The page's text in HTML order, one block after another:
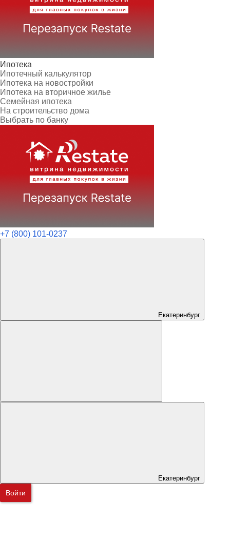
Ипотека
Ипотечный калькулятор
Ипотека на новостройки
Ипотека на вторичное жилье
Семейная ипотека
На строительство дома
Выбрать по банку
+7 (800) 101-0237
Екатеринбург
Екатеринбург
Войти